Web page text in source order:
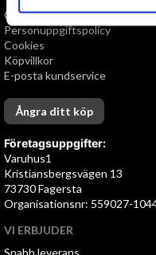
Om oss
Personuppgiftspolicy
Cookies
Köpvillkor
E-posta kundservice
Ångra ditt köp
Företagsuppgifter:
Varuhus1
Kristiansbergsvägen 13
73730 Fagersta
Organisationsnr: 559027-
VI ERBJUDER
Snabb leverans